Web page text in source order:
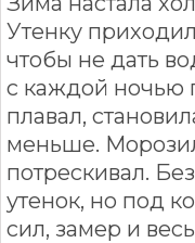
Утенку
чтобы не дать
с каждой ночью
плавал,
меньше.
потрескивал.
утенок, но под
сил, замер и